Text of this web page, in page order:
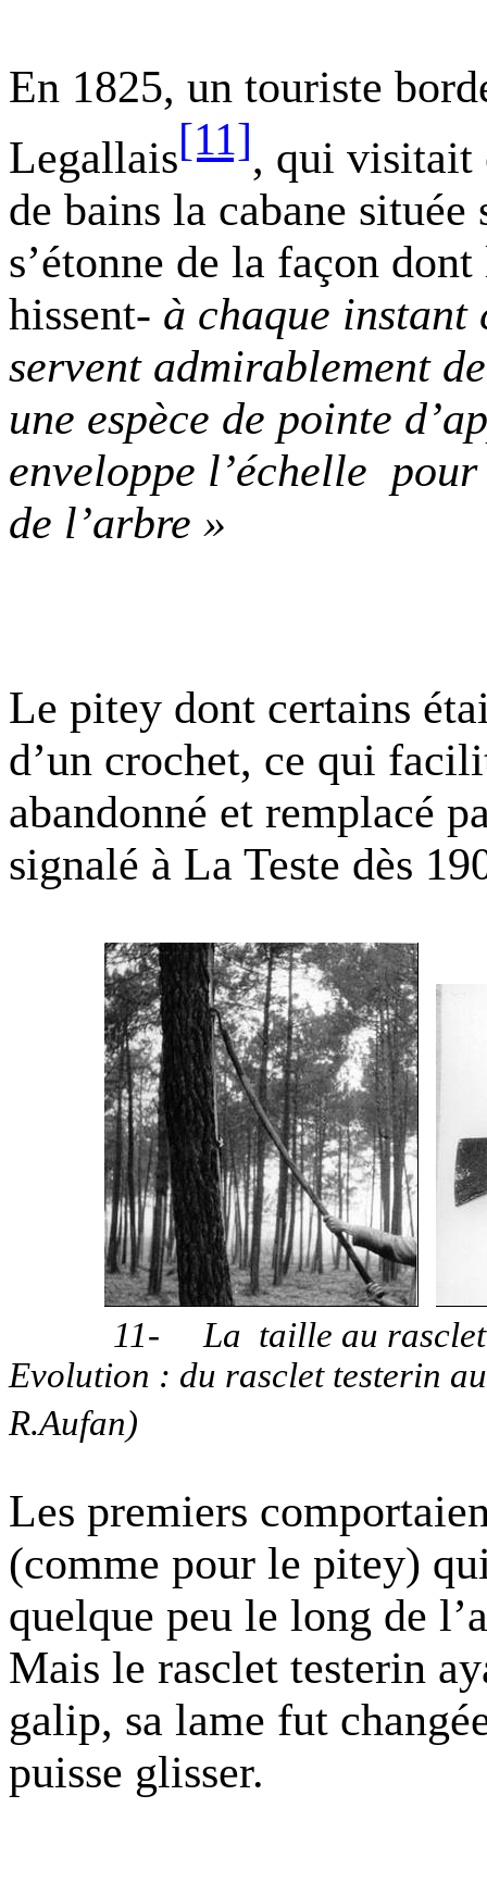
En 1825, un touriste
Legallais[11], qui visitait
de bains la cabane
s’étonne de la façon
hissent- à chaque instant
servent admirablement
une espèce de pointe
enveloppe l’échelle pour
de l’arbre »
Le pitey dont certains
d’un crochet, ce qui
abandonné et remplacé
signalé à La Teste dès
11- La taille au
Evolution : du rasclet testerin
R.Aufan)
Les premiers
(comme pour le pitey)
quelque peu le long de
Mais le rasclet testerin
galip, sa lame fut
puisse glisser.